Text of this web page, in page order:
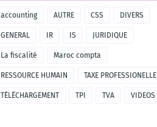
accounting AUTRE CSS DIVERS
GENERAL IR IS JURIDIQUE
La fiscalité Maroc compta
RESSOURCE HUMAIN TAXE PROFESSIONELLE
TÉLÉCHARGEMENT TPI TVA VIDEOS